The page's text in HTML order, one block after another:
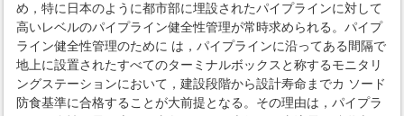
め，特に日本のように都市部に埋設されたパイプラインに対して
高いレベルのパイプライン健全性管理が常時求められる。パイプ
ライン健全性管理のために は，パイプラインに沿ってある間隔で
地上に設置されたすべてのターミナルボックスと称するモニタリ
ングステーションにおいて，建設段階から設計寿命までカ ソード
防食基準に合格することが大前提となる。その理由は，パイプラ